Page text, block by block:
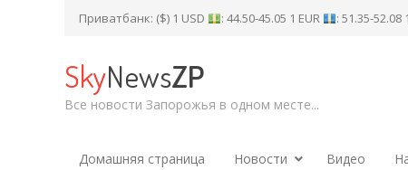
Приватбанк: ($) 1 USD : 44.50-45.05 1 EUR : 51.35-52.08
SkyNewsZP
Все новости Запорожья в одном месте...
Домашняя страница Новости Видео